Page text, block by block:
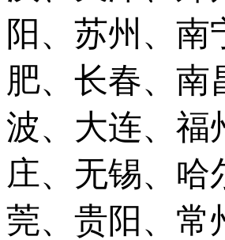
阳、苏州、南
肥、长春、南
波、大连、福
庄、无锡、哈
莞、贵阳、常